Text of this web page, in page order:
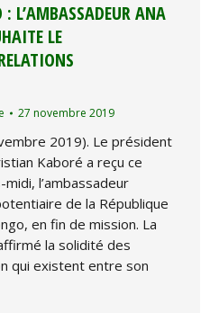
L’AMBASSADEUR ANA
LE
27 novembre 2019
2019). Le président
Kaboré a reçu ce
l’ambassadeur
de la République
en fin de mission. La
la solidité des
qui existent entre son